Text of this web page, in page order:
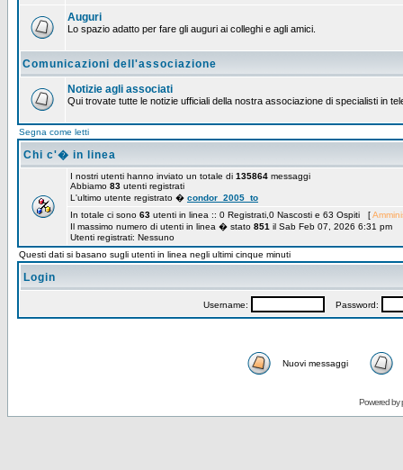
Auguri
Lo spazio adatto per fare gli auguri ai colleghi e agli amici.
Comunicazioni dell'associazione
Notizie agli associati
Qui trovate tutte le notizie ufficiali della nostra associazione di specialisti in
Segna come letti
Chi c'� in linea
I nostri utenti hanno inviato un totale di 135864 messaggi
Abbiamo 83 utenti registrati
L'ultimo utente registrato � condor_2005_to
In totale ci sono 63 utenti in linea :: 0 Registrati,0 Nascosti e 63 Ospiti [
Il massimo numero di utenti in linea � stato 851 il Sab Feb 07, 2026 6:31 pm
Utenti registrati: Nessuno
Questi dati si basano sugli utenti in linea negli ultimi cinque minuti
Login
Username: Password:
Nuovi messaggi
Powered by